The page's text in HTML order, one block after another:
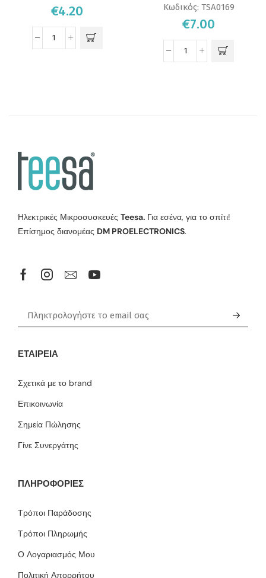
€4.20
Κωδικός: TSA0169
€7.00
Ηλεκτρικές Μικροσυσκευές Teesa. Για εσένα, για το σπίτι!
Επίσημος διανομέας DM PROELECTRONICS.
ΕΤΑΙΡΕΊΑ
Σχετικά με το brand
Επικοινωνία
Σημεία Πώλησης
Γίνε Συνεργάτης
ΠΛΗΡΟΦΟΡΙΕΣ
Τρόποι Παράδοσης
Τρόποι Πληρωμής
Ο Λογαριασμός Μου
Πολιτική Απορρήτου